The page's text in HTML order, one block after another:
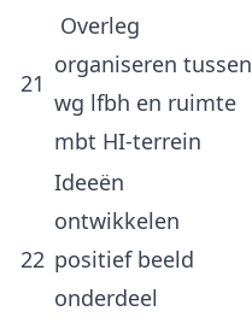
21
Overleg
organiseren tussen
wg lfbh en ruimte
mbt HI-terrein
22
Ideeën
ontwikkelen
positief beeld
onderdeel